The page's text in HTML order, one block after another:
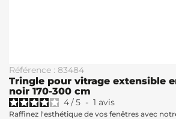
Référence : 83484
Tringle pour vitrage extensible
noir 170-300 cm
4/5 - 1 avis
Raffinez l'esthétique de vos fenêtres avec